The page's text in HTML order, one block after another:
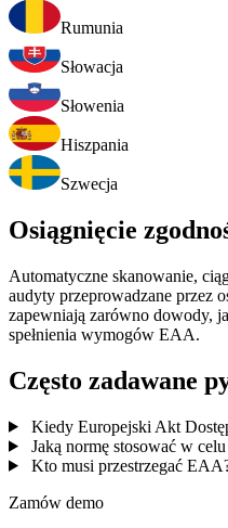
Rumunia
Słowacja
Słowenia
Hiszpania
Szwecja
Osiągnięcie
Automatyczne skanowanie,
audyty przeprowadzane przez
zapewniają zarówno dowody,
spełnienia wymogów EAA.
Często zadawane
Kiedy Europejski Akt
Jaką normę stosować w
Kto musi przestrzegać
Zamów demo